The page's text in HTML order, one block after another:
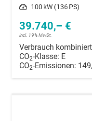
Leistung 100 kW (136 PS)
39.740,– €
incl. 19% MwSt.
Verbrauch
CO2-Klasse: E
CO2-Emissionen: